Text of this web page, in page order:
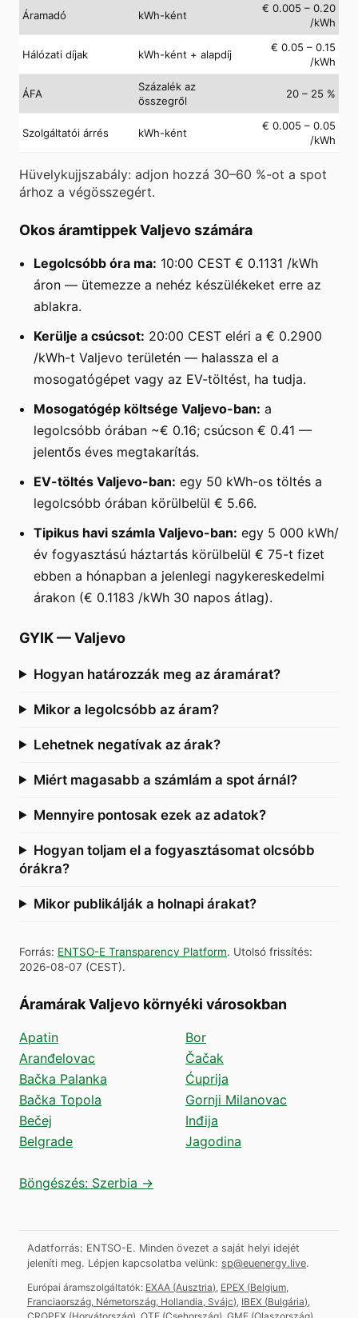
Áramadó kWh-ként
€ 0.005 – 0.20
/kWh
Hálózati díjak kWh-ként + alapdíj
€ 0.05 – 0.15
/kWh
ÁFA
Százalék az
összegről
20 – 25 %
Szolgáltatói árrés kWh-ként
€ 0.005 – 0.05
/kWh
Hüvelykujjszabály: adjon hozzá 30–60 %-ot a spot
árhoz a végösszegért.
Okos áramtippek Valjevo számára
Legolcsóbb óra ma: 10:00 CEST € 0.1131 /kWh
áron — ütemezze a nehéz készülékeket erre az
ablakra.
Kerülje a csúcsot: 20:00 CEST eléri a € 0.2900
/kWh-t Valjevo területén — halassza el a
mosogatógépet vagy az EV-töltést, ha tudja.
Mosogatógép költsége Valjevo-ban: a
legolcsóbb órában ~€ 0.16; csúcson € 0.41 —
jelentős éves megtakarítás.
EV-töltés Valjevo-ban: egy 50 kWh-os töltés a
legolcsóbb órában körülbelül € 5.66.
Tipikus havi számla Valjevo-ban: egy 5 000 kWh/
év fogyasztású háztartás körülbelül € 75-t fizet
ebben a hónapban a jelenlegi nagykereskedelmi
árakon (€ 0.1183 /kWh 30 napos átlag).
GYIK—Valjevo
Hogyan határozzák meg az áramárat?
Mikor a legolcsóbb az áram?
Lehetnek negatívak az árak?
Miért magasabb a számlám a spot árnál?
Mennyire pontosak ezek az adatok?
Hogyan toljam el a fogyasztásomat olcsóbb
órákra?
Mikor publikálják a holnapi árakat?
Forrás: ENTSO-E Transparency Platform. Utolsó frissítés:
2026-08-07 (CEST).
Áramárak Valjevo környéki városokban
Apatin
Aranđelovac
Bačka Palanka
Bačka Topola
Bečej
Belgrade
Bor
Čačak
Ćuprija
Gornji Milanovac
Inđija
Jagodina
Böngészés: Szerbia →
Adatforrás: ENTSO-E. Minden övezet a saját helyi idejét
jeleníti meg. Lépjen kapcsolatba velünk: sp@euenergy.live.
Európai áramszolgáltatók: EXAA (Ausztria) EPEX (Belgium,
Franciaország, Németország, Hollandia, Svájc) IBEX (Bulgária)